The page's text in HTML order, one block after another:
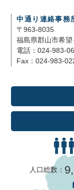
中通り連絡事務
〒963-8035
福島県郡山市希
電話：024-983-
Fax：024-983-
人口総数：